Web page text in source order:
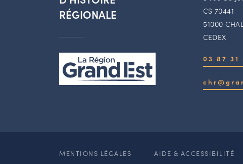
RÉGIONALE
CS 70441
51000
CEDEX
03 87 31
MENTIONS LÉGALES AIDE & ACCESSIBILITÉ